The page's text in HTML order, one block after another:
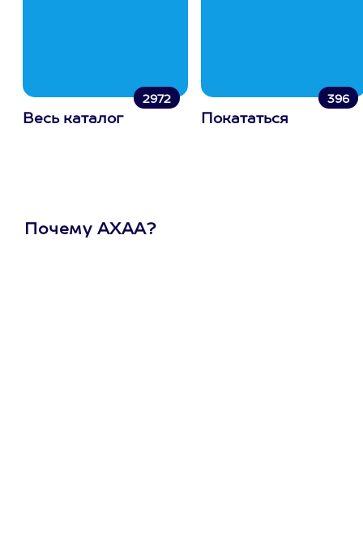
2972
Весь каталог
396
Покататься
Почему АХАА?